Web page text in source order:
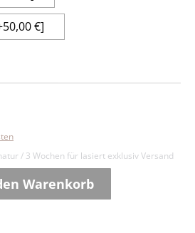
€]
/ 3 Wochen für lasiert exklusiv Versand
Warenkorb